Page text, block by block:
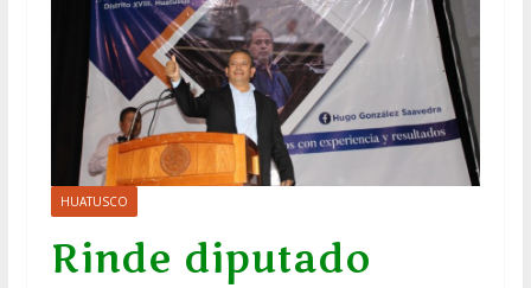
HUATUSCO
Rinde diputado